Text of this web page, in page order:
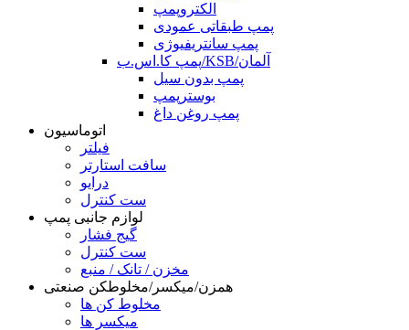
الکتروپمپ
پمپ طبقاتی عمودی
پمپ سانتریفیوژی
پمپ کا.اس.ب/KSB/آلمان
پمپ بدون سیل
بوسترپمپ
پمپ روغن داغ
اتوماسیون
فیلتر
سافت استارتر
درایو
ست کنترل
لوازم جانبی پمپ
گیج فشار
ست کنترل
مخزن / تانک / منبع
همزن/میکسر/مخلوطکن صنعتی
مخلوط کن ها
میکسر ها